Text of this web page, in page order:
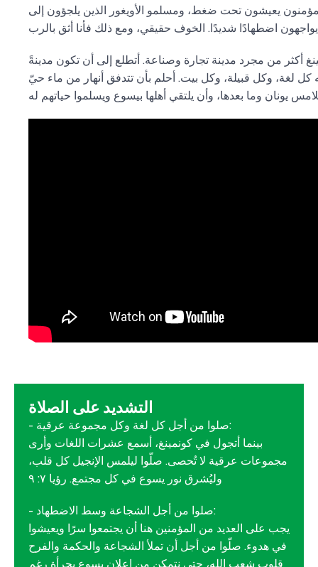
يعيشون تحت ضغط، ومسلمو الأويغور الذين يلجؤون إلى
أكثر من مجرد مدينة تجارة وصناعة. أتطلع إلى أن تكون مدينةً
كل لغة، وكل قبيلة، وكل بيت. أحلم بأن تتدفق أنهار من ماء حيّ
التشديد على الصلاة
- صلوا من أجل كل لغة وكل مجموعة عرقية:
بينما أتجول في كونمينغ، أسمع عشرات اللغات وأرى
مجموعات عرقية لا تُحصى. صلّوا ليلمس الإنجيل كل قلب،
وليُشرق نور يسوع في كل مجتمع. رؤيا ٧: ٩
- صلوا من أجل الشجاعة وسط الاضطهاد:
يجب على العديد من المؤمنين هنا أن يجتمعوا سرًا ويعيشوا
في هدوء. صلّوا من أجل أن تملأ الشجاعة والحكمة والفرح
قلوب شعب الله، حتى نتمكن من إعلان يسوع بجرأة رغم